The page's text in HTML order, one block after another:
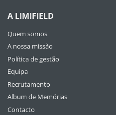
A LIMIFIELD
Quem somos
A nossa missão
Política de gestão
Equipa
Recrutamento
Album de Memórias
Contacto